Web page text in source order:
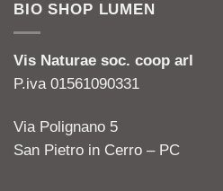
85,00€.
BIO SHOP LUMEN
Vis Naturae soc. coop arl
P.iva 01561090331
Via Polignano 5
San Pietro in Cerro – PC